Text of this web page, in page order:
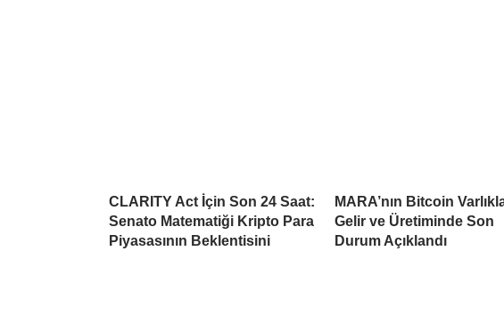
CLARITY Act İçin Son 24 Saat:
Senato Matematiği Kripto Para
Piyasasının Beklentisini
MARA’nın Bitcoin
Gelir ve Üretiminde Son
Durum Açıklandı